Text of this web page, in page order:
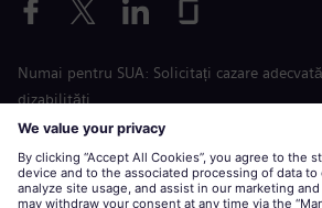
Numai pentru SUA: Solicitați cazare
dizabilități
Aplicare condiții de muncă
siemens-energy.comSite global